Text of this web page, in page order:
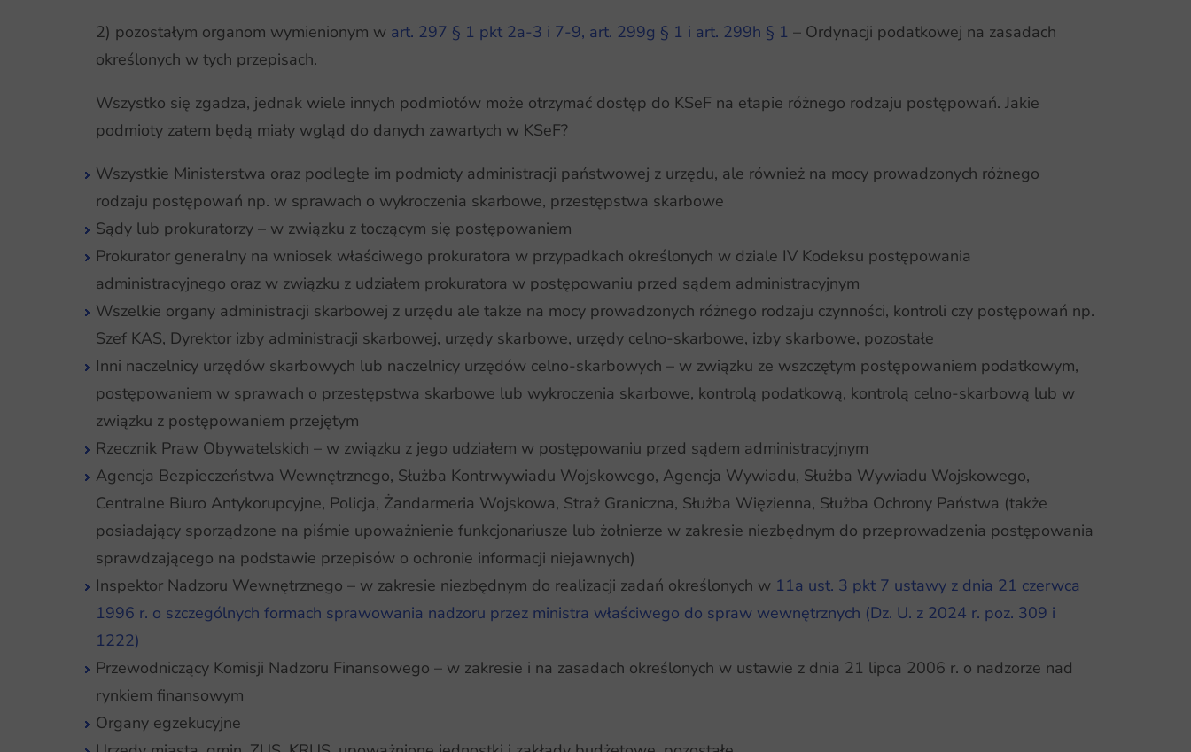
2) pozostałym organom wymienionym w art. 297 § 1 pkt 2a-3 i 7-9, art. 299g § 1 i art. 299h § 1 – Ordynacji podatkowej na zasadach
określonych w tych przepisach.
Wszystko się zgadza, jednak wiele innych podmiotów może otrzymać dostęp do KSeF na etapie różnego rodzaju postępowań. Jakie
podmioty zatem będą miały wgląd do danych zawartych w KSeF?
Wszystkie Ministerstwa oraz podległe im podmioty administracji państwowej z urzędu, ale również na mocy prowadzonych różnego
rodzaju postępowań np. w sprawach o wykroczenia skarbowe, przestępstwa skarbowe
Sądy lub prokuratorzy – w związku z toczącym się postępowaniem
Prokurator generalny na wniosek właściwego prokuratora w przypadkach określonych w dziale IV Kodeksu postępowania
administracyjnego oraz w związku z udziałem prokuratora w postępowaniu przed sądem administracyjnym
Wszelkie organy administracji skarbowej z urzędu ale także na mocy prowadzonych różnego rodzaju czynności, kontroli czy postępowań np.
Szef KAS, Dyrektor izby administracji skarbowej, urzędy skarbowe, urzędy celno-skarbowe, izby skarbowe, pozostałe
Inni naczelnicy urzędów skarbowych lub naczelnicy urzędów celno-skarbowych – w związku ze wszczętym postępowaniem podatkowym,
postępowaniem w sprawach o przestępstwa skarbowe lub wykroczenia skarbowe, kontrolą podatkową, kontrolą celno-skarbową lub w
związku z postępowaniem przejętym
Rzecznik Praw Obywatelskich – w związku z jego udziałem w postępowaniu przed sądem administracyjnym
Agencja Bezpieczeństwa Wewnętrznego, Służba Kontrwywiadu Wojskowego, Agencja Wywiadu, Służba Wywiadu Wojskowego,
Centralne Biuro Antykorupcyjne, Policja, Żandarmeria Wojskowa, Straż Graniczna, Służba Więzienna, Służba Ochrony Państwa (także
posiadający sporządzone na piśmie upoważnienie funkcjonariusze lub żołnierze w zakresie niezbędnym do przeprowadzenia postępowania
sprawdzającego na podstawie przepisów o ochronie informacji niejawnych)
Inspektor Nadzoru Wewnętrznego – w zakresie niezbędnym do realizacji zadań określonych w 11a ust. 3 pkt 7 ustawy z dnia 21 czerwca
1996 r. o szczególnych formach sprawowania nadzoru przez ministra właściwego do spraw wewnętrznych (Dz. U. z 2024 r. poz. 309 i
1222)
Przewodniczący Komisji Nadzoru Finansowego – w zakresie i na zasadach określonych w ustawie z dnia 21 lipca 2006 r. o nadzorze nad
rynkiem finansowym
Organy egzekucyjne